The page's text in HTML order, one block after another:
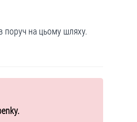
поруч на цьому шляху.